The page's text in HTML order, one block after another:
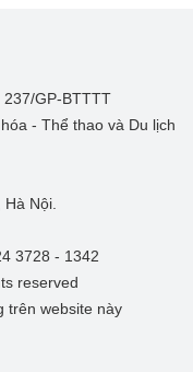
GP-BTTTT
- Thể thao và Du lịch
Nội.
3728 - 1342
reserved
trên website này